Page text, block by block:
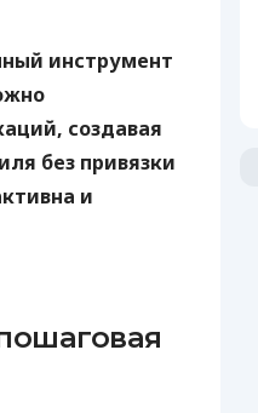
инструмент
создавая
без привязки
и